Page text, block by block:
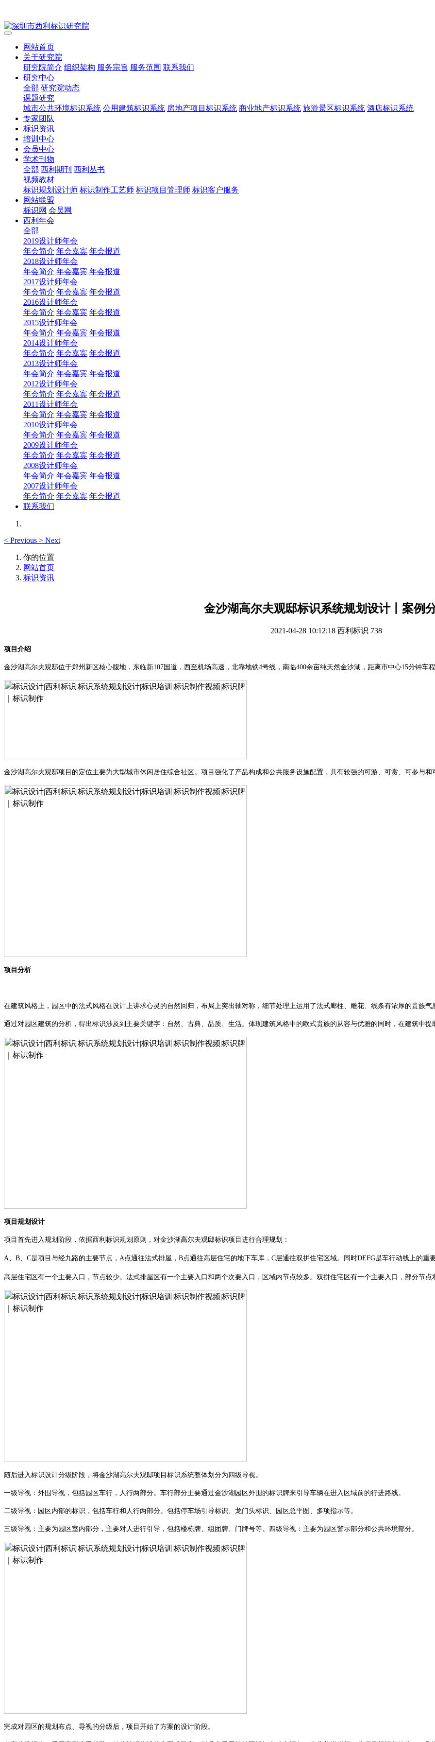
网站首页
关于研究院
研究院简介 组织架构 服务宗旨 服务范围 联系我们
研究中心
全部 研究院动态
课题研究
城市公共环境标识系统 公用建筑标识系统 房地产项目标识系统 商业地产标识系统 旅游景区标识系统 酒店标识系统
专家团队
标识资讯
培训中心
会员中心
学术刊物
全部 西利期刊 西利丛书
视频教材
标识规划设计师 标识制作工艺师 标识项目管理师 标识客户服务
网站联盟
标识网 会员网
西利年会
全部
2019设计师年会
年会简介 年会嘉宾 年会报道
2018设计师年会
年会简介 年会嘉宾 年会报道
2017设计师年会
年会简介 年会嘉宾 年会报道
2016设计师年会
年会简介 年会嘉宾 年会报道
2015设计师年会
年会简介 年会嘉宾 年会报道
2014设计师年会
年会简介 年会嘉宾 年会报道
2013设计师年会
年会简介 年会嘉宾 年会报道
2012设计师年会
年会简介 年会嘉宾 年会报道
2011设计师年会
年会简介 年会嘉宾 年会报道
2010设计师年会
年会简介 年会嘉宾 年会报道
2009设计师年会
年会简介 年会嘉宾 年会报道
2008设计师年会
年会简介 年会嘉宾 年会报道
2007设计师年会
年会简介 年会嘉宾 年会报道
联系我们
< Previous > Next
你的位置
网站首页
标识资讯
金沙湖高尔夫观邸标识系统规划设计丨案例
2021-04-28 10:12:18 西利标识 738
项目介绍
金沙湖高尔夫观邸位于郑州新区核心腹地，东临新107国道，西至机场高速，北靠地铁4号线，南临400余亩纯天然金沙湖，距离市中心15分钟车
金沙湖高尔夫观邸项目的定位主要为大型城市休闲居住综合社区。项目强化了产品构成和公共服务设施配置，具有较强的可游、可赏、可参与和
项目分析
在建筑风格上，园区中的法式风格在设计上讲求心灵的自然回归，布局上突出轴对称，细节处理上运用了法式廊柱、雕花、线条有浓厚的贵族
通过对园区建筑的分析，得出标识涉及到主要关键字：自然、古典、品质、生活。体现建筑风格中的欧式贵族的从容与优雅的同时，在建筑中
项目规划设计
项目首先进入规划阶段，依据西利标识规划原则，对金沙湖高尔夫观邸标识项目进行合理规划：
A、 B、C是项目与经九路的主要节点，A点通往法式排屋，B点通往高层住宅的地下车库，C层通往双拼住宅区域。同时DEFG是车行动线上的重
高层住宅区有一个主要入口，节点较少。法式排屋区有一个主要入口和两个次要入口，区域内节点较多。双拼住宅区有一个主要入口，部分节点
随后进入标识设计分级阶段，将金沙湖高尔夫观邸项目标识系统整体划分为四级导视。
一级导视：外围导视，包括园区车行，人行两部分。车行部分主要通过金沙湖园区外围的标识牌来引导车辆在进入区域前的行进路线。
二级导视：园区内部的标识，包括车行和人行两部分。包括停车场引导标识、龙门头标识、园区总平图、多项指示等。
三级导视：主要为园区室内部分，主要对人进行引导，包括楼栋牌、组团牌、门牌号等。四级导视：主要为园区警示部分和公共环境部分。
完成对园区的规划布点、导视的分级后，项目开始了方案的设计阶段。